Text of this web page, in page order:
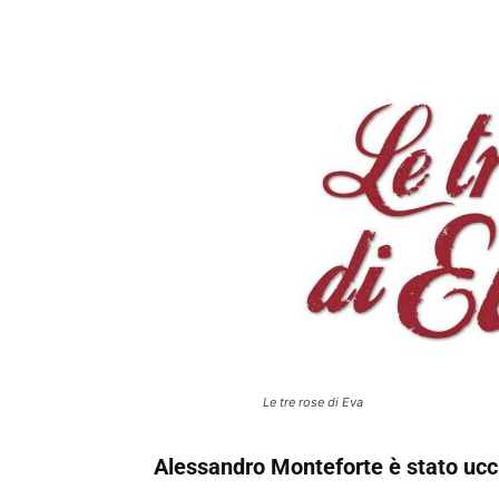
Le tre rose di Eva
Alessandro Monteforte è stato